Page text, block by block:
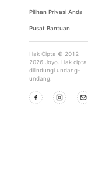
Pilihan Privasi Anda
Pusat Bantuan
Hak Cipta © 2012-
2026 Joyo. Hak cipta
dilindungi undang-
undang.